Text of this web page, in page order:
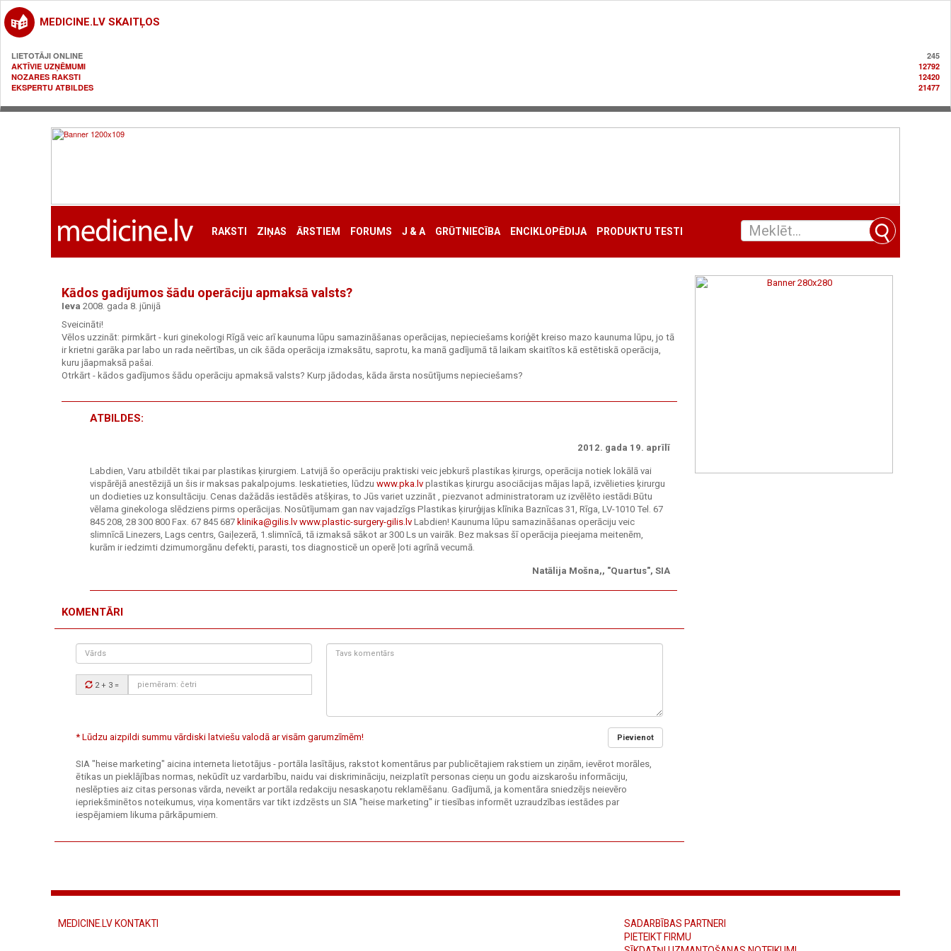
MEDICINE.LV SKAITĻOS
LIETOTĀJI ONLINE
245
AKTĪVIE UZŅĒMUMI
12792
NOZARES RAKSTI
12420
EKSPERTU ATBILDES
21477
RAKSTI ZIŅAS ĀRSTIEM FORUMS J & A GRŪTNIECĪBA ENCIKLOPĒDIJA PRODUKTU TESTI
Kādos gadījumos šādu operāciju apmaksā valsts?
Ieva 2008. gada 8. jūnijā
Sveicināti!
Vēlos uzzināt: pirmkārt - kuri ginekologi Rīgā veic arī kaunuma lūpu samazināšanas operācijas, nepieciešams koriģēt kreiso mazo kaunuma lūpu, jo tā
ir krietni garāka par labo un rada neērtības, un cik šāda operācija izmaksātu, saprotu, ka manā gadījumā tā laikam skaitītos kā estētiskā operācija,
kuru jāapmaksā pašai.
Otrkārt - kādos gadījumos šādu operāciju apmaksā valsts? Kurp jādodas, kāda ārsta nosūtījums nepieciešams?
ATBILDES:
2012. gada 19. aprīlī
Labdien, Varu atbildēt tikai par plastikas ķirurgiem. Latvijā šo operāciju praktiski veic jebkurš plastikas ķirurgs, operācija notiek lokālā vai
vispārējā anestēzijā un šis ir maksas pakalpojums. Ieskatieties, lūdzu www.pka.lv plastikas ķirurgu asociācijas mājas lapā, izvēlieties ķirurgu
un dodieties uz konsultāciju. Cenas dažādās iestādēs atšķiras, to Jūs variet uzzināt , piezvanot administratoram uz izvēlēto iestādi.Būtu
vēlama ginekologa slēdziens pirms operācijas. Nosūtījumam gan nav vajadzīgs Plastikas ķirurģijas klīnika Baznīcas 31, Rīga, LV-1010 Tel. 67
845 208, 28 300 800 Fax. 67 845 687 klinika@gilis.lv www.plastic-surgery-gilis.lv Labdien! Kaunuma lūpu samazināšanas operāciju veic
slimnīcā Linezers, Lags centrs, Gaiļezerā, 1.slimnīcā, tā izmaksā sākot ar 300 Ls un vairāk. Bez maksas šī operācija pieejama meitenēm,
kurām ir iedzimti dzimumorgānu defekti, parasti, tos diagnosticē un operē ļoti agrīnā vecumā.
Natālija Mošna,, "Quartus", SIA
KOMENTĀRI
Vārds
Drošības
kods:
2 + 3 =
Tavs
Pievienot
* Lūdzu aizpildi summu vārdiski latviešu valodā ar visām garumzīmēm!
SIA "heise marketing" aicina interneta lietotājus - portāla lasītājus, rakstot komentārus par publicētajiem rakstiem un ziņām, ievērot morāles,
ētikas un pieklājības normas, nekūdīt uz vardarbību, naidu vai diskrimināciju, neizplatīt personas cieņu un godu aizskarošu informāciju,
neslēpties aiz citas personas vārda, neveikt ar portāla redakciju nesaskaņotu reklamēšanu. Gadījumā, ja komentāra sniedzējs neievēro
iepriekšminētos noteikumus, viņa komentārs var tikt izdzēsts un SIA "heise marketing" ir tiesības informēt uzraudzības iestādes par
iespējamiem likuma pārkāpumiem.
MEDICINE.LV KONTAKTI
SADARBĪBAS PARTNERI
PIETEIKT FIRMU